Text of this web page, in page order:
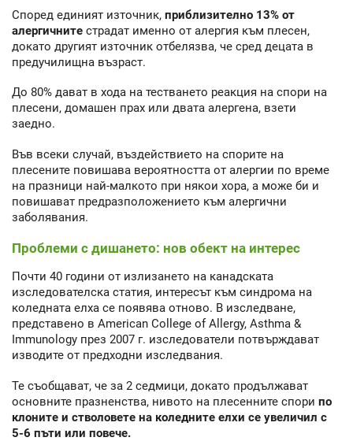
Според единият източник, приблизително 13% от
алергичните страдат именно от алергия към плесен,
докато другият източник отбелязва, че сред децата в
предучилищна възраст.
До 80% дават в хода на тестването реакция на спори на
плесени, домашен прах или двата алергена, взети
заедно.
Във всеки случай, въздействието на спорите на
плесените повишава вероятността от алергии по време
на празници най-малкото при някои хора, а може би и
повишават предразположението към алергични
заболявания.
Проблеми с дишането: нов обект на интерес
Почти 40 години от излизането на канадската
изследователска статия, интересът към синдрома на
коледната елха се появява отново. В изследване,
представено в American College of Allergy, Asthma &
Immunology през 2007 г. изследователи потвърждават
изводите от предходни изследвания.
Те съобщават, че за 2 седмици, докато продължават
основните празненства, нивото на плесенните спори по
клоните и стволовете на коледните елхи се увеличил с
5-6 пъти или повече.